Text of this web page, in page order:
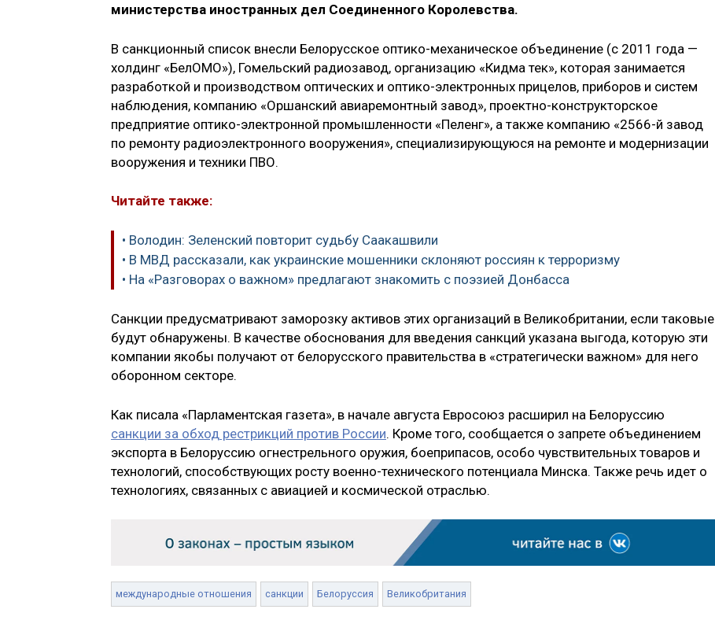
министерства иностранных дел Соединенного Королевства.
В санкционный список внесли Белорусское оптико-механическое объединение (с 2011 года —
холдинг «БелОМО»), Гомельский радиозавод, организацию «Кидма тек», которая занимается
разработкой и производством оптических и оптико-электронных прицелов, приборов и систем
наблюдения, компанию «Оршанский авиаремонтный завод», проектно-конструкторское
предприятие оптико-электронной промышленности «Пеленг», а также компанию «2566-й завод
по ремонту радиоэлектронного вооружения», специализирующуюся на ремонте и модернизации
вооружения и техники ПВО.
Читайте также:
• Володин: Зеленский повторит судьбу Саакашвили
• В МВД рассказали, как украинские мошенники склоняют россиян к терроризму
• На «Разговорах о важном» предлагают знакомить с поэзией Донбасса
Санкции предусматривают заморозку активов этих организаций в Великобритании, если таковые
будут обнаружены. В качестве обоснования для введения санкций указана выгода, которую эти
компании якобы получают от белорусского правительства в «стратегически важном» для него
оборонном секторе.
Как писала «Парламентская газета», в начале августа Евросоюз расширил на Белоруссию
санкции за обход рестрикций против России. Кроме того, сообщается о запрете объединением
экспорта в Белоруссию огнестрельного оружия, боеприпасов, особо чувствительных товаров и
технологий, способствующих росту военно-технического потенциала Минска. Также речь идет о
технологиях, связанных с авиацией и космической отраслью.
международные отношения санкции Белоруссия Великобритания